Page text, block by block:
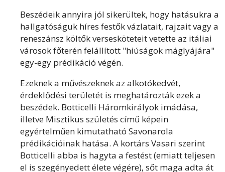
Beszédeik annyira jól sikerültek, hogy hatásukra a
hallgatóságuk híres festők vázlatait, rajzait vagy a
reneszánsz költők versesköteteit vetette az itáliai
városok főterén felállított "hiúságok máglyájára"
egy-egy prédikáció végén.
Ezeknek a művészeknek az alkotókedvét,
érdeklődési területét is meghatározták ezek a
beszédek. Botticelli Háromkirályok imádása,
illetve Misztikus születés című képein
egyértelműen kimutatható Savonarola
prédikációinak hatása. A kortárs Vasari szerint
Botticelli abba is hagyta a festést (emiatt teljesen
el is szegényedett élete végére), sőt maga adta át